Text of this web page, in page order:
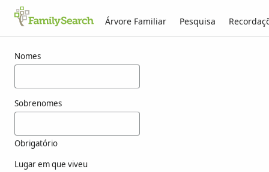
Árvore Familiar Pesquisa
Nomes
Sobrenomes
Obrigatório
Lugar em que viveu